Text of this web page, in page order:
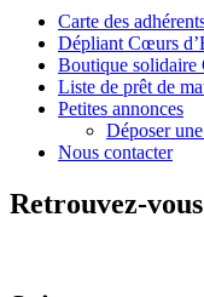
Carte des
Dépliant Cœurs
Boutique solidaire
Liste de prêt de
Petites annonces
Déposer
Nous contacter
Retrouvez-